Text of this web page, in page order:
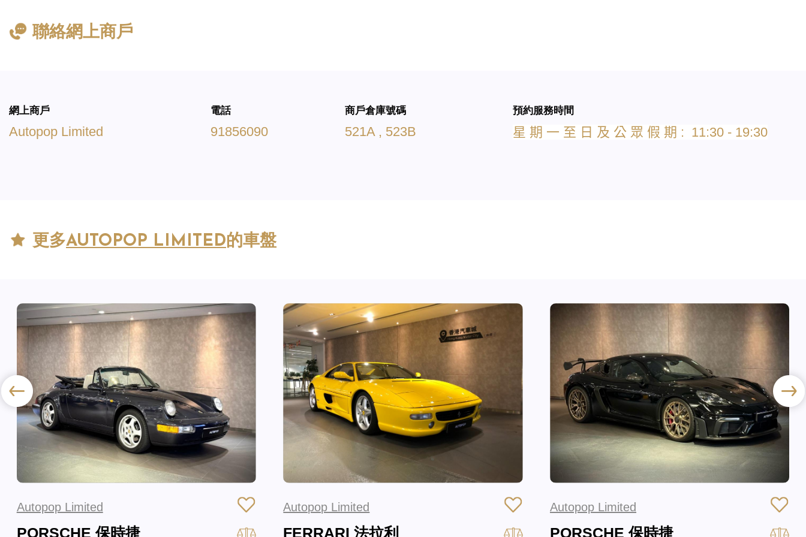
聯絡網上商戶
網上商戶
Autopop Limited
電話
91856090
商戶倉庫號碼
521A , 523B
預約服務時間
星 期 一 至 日 及 公 眾 假 期 : 11:30 - 19:30
更多AUTOPOP LIMITED 的車盤
Autopop Limited
PORSCHE 保時捷
Autopop Limited
FERRARI 法拉利
Autopop Limited
PORSCHE 保時捷